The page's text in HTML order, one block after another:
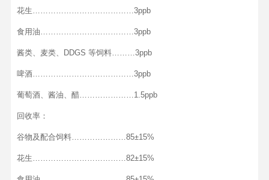
花生…………………………………3ppb
食用油………………………………3ppb
酱类、麦类、DDGS 等饲料………3ppb
啤酒…………………………………3ppb
葡萄酒、酱油、醋…………………1.5ppb
回收率：
谷物及配合饲料…………………85±15%
花生………………………………82±15%